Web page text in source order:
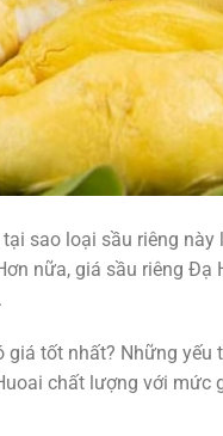
sao loại sầu riêng
nữa, giá sầu riêng
giá tốt nhất? Những
chất lượng với mức